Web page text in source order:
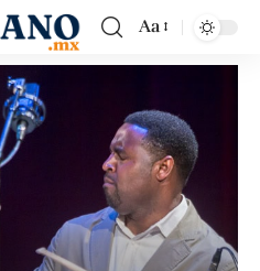
Aa